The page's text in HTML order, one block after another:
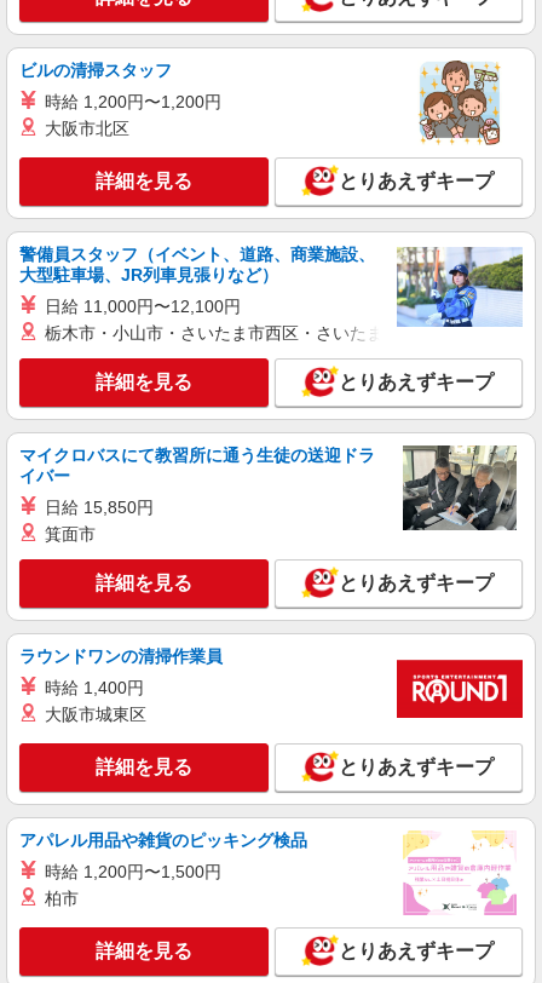
キープ 詳細を見る
アルバイト パート 派遣社員 紹介予定派遣
日研トータルソーシング株式会社 メディカルケア事業部/静岡オフィ
未経験・無資格OKの介護スタッフ
時給1,400円〜1,600円 ★週払いOK（規定あ
り） ※給与幅は経験・能力による
静岡県袋井市 【最寄駅】JR東海道本線「袋井
駅」 ★勤務地は3000ヶ所以上★ 自宅から通いや
すいエリアなど、お好きな勤務地をお選び下さ
い！！
キープ 詳細を見る
パート 派遣社員
日研トータルソーシング株式会社 メディカルケア事業部/静岡オフィ
ス【看護助手】
看護助手（ナースエイド）
時給1,290円 ★週払いOK（規定あり） ※給与
野」駅
キープ 詳細を見る
派遣社員
株式会社kotrio /●SZ-H-2015205
へ★サ高住スタッフ
時給1500円〜2125円 ＜日払い有/週払い有/交
通費全支給(ガソリン代含む)＞
袋井市
詳細を見る
パート 派遣社員
日研トータルソーシング株式会社 メディカルケア事業部/静岡オフィ
ビルの清掃スタッフ
時給 1,200円〜1,200円
大阪市北区
詳細を見る とりあえずキープ
警備員スタッフ（イベント、道路、商業施設、
大型駐車場、JR列車見張りなど）
日給 11,000円〜12,100円
栃木市・小山市・さいたま市西区・さいたま市岩槻区・久喜市・
詳細を見る とりあえずキープ
マイクロバスにて教習所に通う生徒の送迎ドラ
イバー
日給 15,850円
箕面市
詳細を見る とりあえずキープ
ラウンドワンの清掃作業員
時給 1,400円
大阪市城東区
詳細を見る とりあえずキープ
アパレル用品や雑貨のピッキング検品
時給 1,200円〜1,500円
柏市
詳細を見る とりあえずキープ